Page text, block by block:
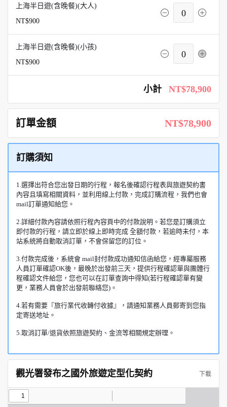
上海半日遊(含晚餐)(大人)
NT$900
0
上海半日遊(含晚餐)(小孩)
NT$900
0
小計 NT$78,900
訂單金額 NT$78,900
訂購須知
1.選擇出符合您出發日期的行程，報名後確認行程表與旅遊契約書
內容且填寫相關資料，並利用線上付款，完成訂購流程，我們也會
mail訂單通知給您。
2.詳細付款內容請依照行程內容頁中的付款說明。若您是訂購須立
即付款的行程，請立即於線上即時完成 全額付款，若逾時未付，本
站系統將自動取消訂單，不會保留您的訂位。
3.付款完成後，系統會 mail封付款成功通知信函給您，經專屬服務
人員訂單確認OK後，最晚於出發前三天，提供行程確認單與團體行
程確認文件給您，您也可以在訂單查詢中得知(若行程確認單有變
更，業務人員會於出發前聯絡您)。
4.若有需要『旅行業代收轉付收據』，請通知業務人員郵寄到您指
定寄送地址。
5.取消訂單/退貨依照旅遊契約、金流等相關規定辦理。
觀光署發布之國外旅遊定型化契約 下載